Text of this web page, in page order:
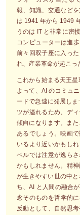
報、知識、交通など
は 1941 年から 1949
うのは IT と非常に密
コンピューターは進
前々回双子座に入っ
れ、産業革命が起こっ
これから始まる天王
よって、AI のコミュ
ードで急速に発展し
ツが溢れるため、デ
傾向になります。ま
あるでしょう。映画
いるより近いかもし
ベルでは注意が逸ら
かもしれません。精
が生きやすい世の中
ち、AI と人間の融合
念そのものを哲学的
反動として、自然思